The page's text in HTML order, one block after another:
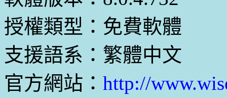
授權類型：免費軟體
支援語系：繁體中文
官方網站： http://